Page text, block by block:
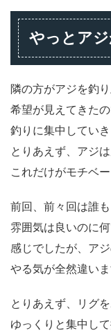
やっとア
隣の方がアジを釣
希望が見えてきた
釣りに集中していき
とりあえず、アジ
これだけがモチベ
前回、前々回は誰
雰囲気は良いのに
感じでしたが、ア
やる気が全然違いま
とりあえず、リグ
ゆっくりと集中し